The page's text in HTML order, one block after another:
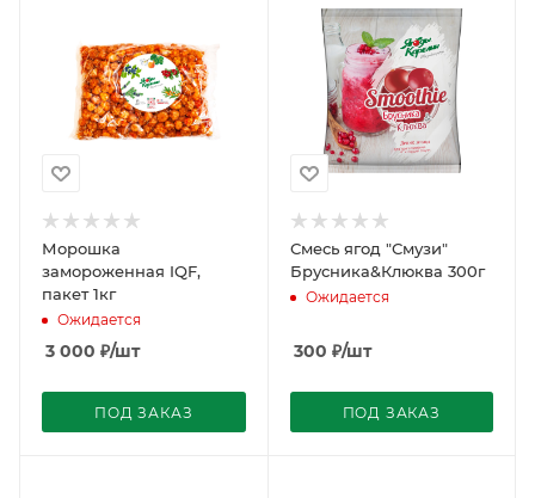
Морошка
замороженная IQF,
пакет 1кг
Ожидается
3 000 ₽/шт
ПОД ЗАКАЗ
Смесь ягод "Смузи"
Брусника&Клюква 300г
Ожидается
300 ₽/шт
ПОД ЗАКАЗ